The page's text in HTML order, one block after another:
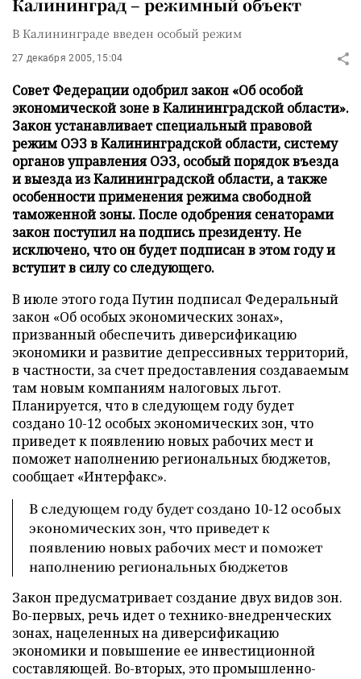
Калининград – режимный объект
В Калининграде введен особый режим
27 декабря 2005, 15:04
Совет Федерации одобрил закон «Об особой
экономической зоне в Калининградской области».
Закон устанавливает специальный правовой
режим ОЭЗ в Калининградской области, систему
органов управления ОЭЗ, особый порядок въезда
и выезда из Калининградской области, а также
особенности применения режима свободной
таможенной зоны. После одобрения сенаторами
закон поступил на подпись президенту. Не
исключено, что он будет подписан в этом году и
вступит в силу со следующего.
В июле этого года Путин подписал Федеральный
закон «Об особых экономических зонах»,
призванный обеспечить диверсификацию
экономики и развитие депрессивных территорий,
в частности, за счет предоставления создаваемым
там новым компаниям налоговых льгот.
Планируется, что в следующем году будет
создано 10-12 особых экономических зон, что
приведет к появлению новых рабочих мест и
поможет наполнению региональных бюджетов,
сообщает «Интерфакс».
В следующем году будет создано 10-12 особых
экономических зон, что приведет к
появлению новых рабочих мест и поможет
наполнению региональных бюджетов
Закон предусматривает создание двух видов зон.
Во-первых, речь идет о технико-внедренческих
зонах, нацеленных на диверсификацию
экономики и повышение ее инвестиционной
составляющей. Во-вторых, это промышленно-